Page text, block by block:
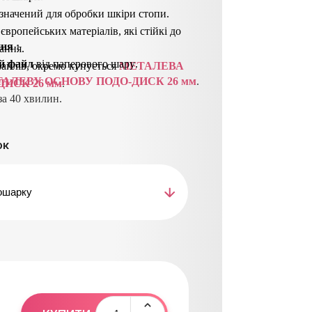
для обробки шкіри стопи.
матеріалів, які стійкі до
окремо купуєтьсяМЕТАЛЕВА
26 мм.
:
файлвід паперового шару.
ОСНОВУ ПОДО-ДИСК 26 мм.
40 хвилин.